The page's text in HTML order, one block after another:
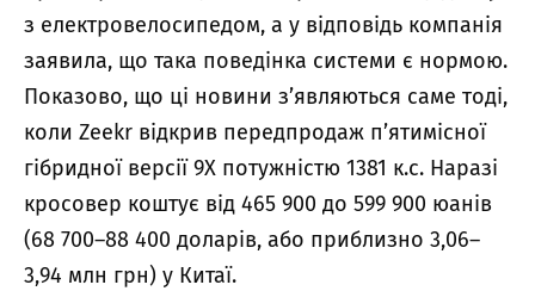
з електровелосипедом, а у відповідь компанія
заявила, що така поведінка системи є нормою.
Показово, що ці новини з’являються саме тоді,
коли Zeekr відкрив передпродаж п’ятимісної
гібридної версії 9X потужністю 1381 к.с. Наразі
кросовер коштує від 465 900 до 599 900 юанів
(68 700–88 400 доларів, або приблизно 3,06–
3,94 млн грн) у Китаї.